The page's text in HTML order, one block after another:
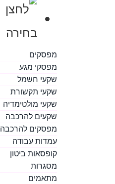
מפסקים
מפסקי מגע
שקעי חשמל
שקעי תקשורת
שקעי מולטימדיה
שקעים להרכבה
מפסקים להרכבה
עמדות עבודה
קופסאות ביטון
מסגרות
מתאמים